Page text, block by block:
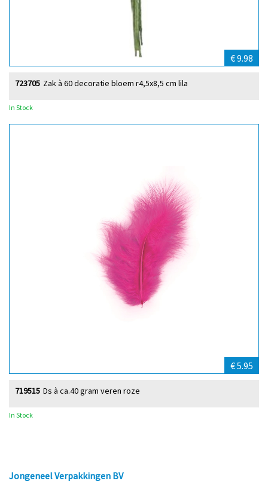
€ 9.98
Zak à 60 decoratie bloem r4,5x8,5 cm lila
723705
In Stock
€ 5.95
Ds à ca.40 gram veren roze
719515
In Stock
Jongeneel Verpakkingen BV